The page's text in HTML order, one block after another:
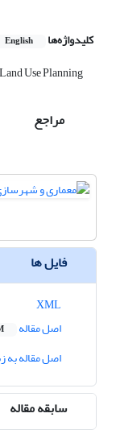
کلیدواژه‌ها English
Land Use Planning
مراجع
فایل ها
اصل مقاله
اصل مقاله به
سابقه مقاله